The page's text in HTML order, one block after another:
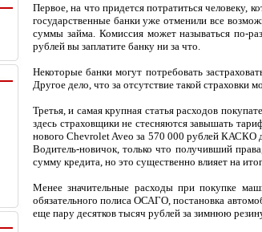
Первое, на что придется потратиться человеку,
государственные банки уже отменили все
суммы займа. Комиссия может называться по-
рублей вы заплатите банку ни за что.
Некоторые банки могут потребовать
Другое дело, что за отсутствие такой
Третья, и самая крупная статья расходов
здесь страховщики не стесняются завышать
нового Chevrolet Aveo за 570 000 рублей КАСКО
Водитель-новичок, только что получивший
сумму кредита, но это существенно влияет на
Менее значительные расходы при покупке
обязательного полиса ОСАГО, постановка
еще пару десятков тысяч рублей за зимнюю